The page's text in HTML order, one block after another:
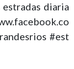
estradas diaria
#est